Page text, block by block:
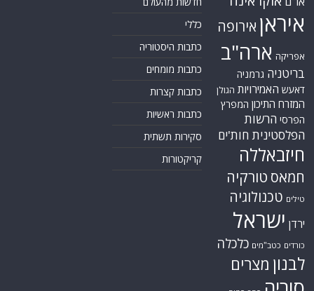
איראן אירופה
אפריקה ארה"ב
בריטניה גרמניה
דאעש האמירויות הגולן
המזרח התיכון המפרץ
הפרסי הרשות
הפלסטינית חות'ים
חיזבאללה
חמאס טורקיה
טילים טכנולוגיה
ירדן ישראל
כורדים כטב"מים כלכלה
לבנון מצרים
כללי
כתבות היסטוריה
כתבות מומחים
כתבות קצרות
כתבות ראשיות
סקירות תשתית
קריקטורות